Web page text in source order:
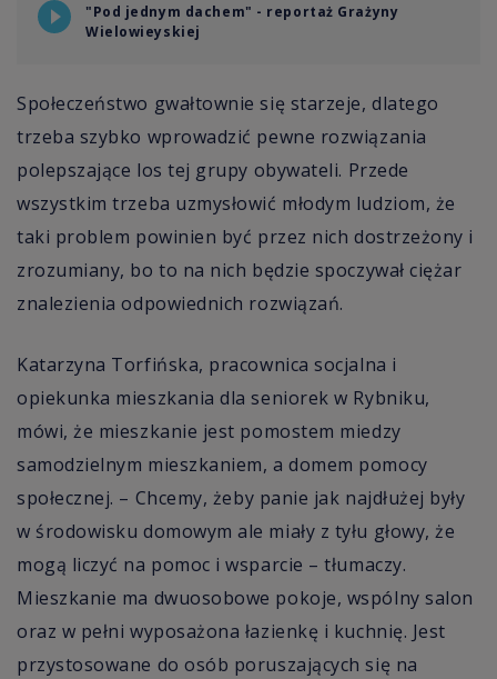
"Pod jednym dachem" - reportaż Grażyny
Wielowieyskiej
Społeczeństwo gwałtownie się starzeje, dlatego
trzeba szybko wprowadzić pewne rozwiązania
polepszające los tej grupy obywateli. Przede
wszystkim trzeba uzmysłowić młodym ludziom, że
taki problem powinien być przez nich dostrzeżony i
zrozumiany, bo to na nich będzie spoczywał ciężar
znalezienia odpowiednich rozwiązań.
Katarzyna Torfińska, pracownica socjalna i
opiekunka mieszkania dla seniorek w Rybniku,
mówi, że mieszkanie jest pomostem miedzy
samodzielnym mieszkaniem, a domem pomocy
społecznej. – Chcemy, żeby panie jak najdłużej były
w środowisku domowym ale miały z tyłu głowy, że
mogą liczyć na pomoc i wsparcie –tłumaczy.
Mieszkanie ma dwuosobowe pokoje, wspólny salon
oraz w pełni wyposażona łazienkę i kuchnię. Jest
przystosowane do osób poruszających się na